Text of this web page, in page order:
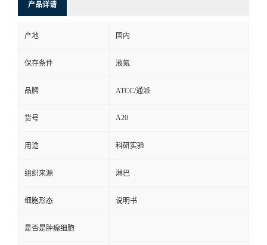
产品详请
产地 国内
保存条件 液氮
品牌 ATCC/通派
货号 A20
用途 科研实验
组织来源 淋巴
细胞形态 说明书
是否是肿瘤细胞